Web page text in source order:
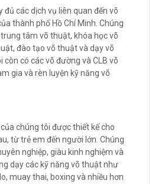
đủ các dịch vụ liên quan đến võ
thành phố Hồ Chí Minh. Chúng
tâm võ thuật, khóa học võ
đào tạo võ thuật và dạy võ
có các võ đường và CLB võ
gia và rèn luyện kỹ năng võ
chúng tôi được thiết kế cho
từ trẻ em đến người lớn. Chúng
nghiệp, giàu kinh nghiệm và
dạy các kỹ năng võ thuật như
muay thai, boxing và nhiều hơn